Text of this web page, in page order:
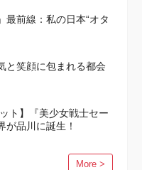
最前線：私の日本“オタ
と笑顔に包まれる都会
ト】『美少女戦士セー
が品川に誕生！
More >